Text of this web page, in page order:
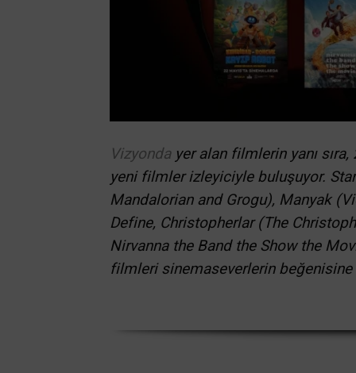
Vizyondayer alan filmlerin yanı
yeni filmler izleyiciyle buluşuyor.
Mandalorian and Grogu), Manyak
Define, Christopherlar (The
Nirvanna the Band the Show the
filmleri sinemaseverlerin beğenisine